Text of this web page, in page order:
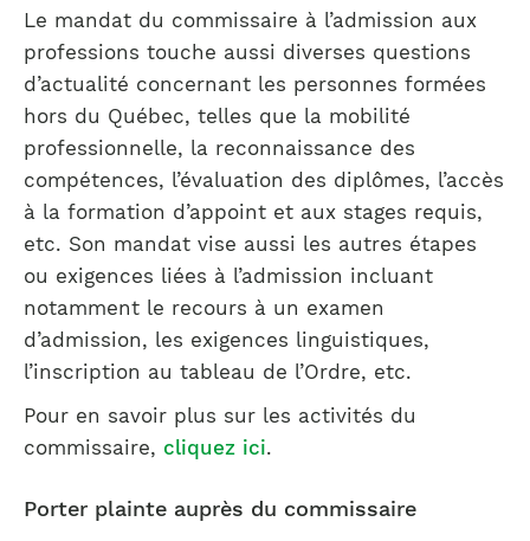
Le mandat du commissaire à l’admission aux
professions touche aussi diverses questions
d’actualité concernant les personnes formées
hors du Québec, telles que la mobilité
professionnelle, la reconnaissance des
compétences, l’évaluation des diplômes, l’accès
à la formation d’appoint et aux stages requis,
etc. Son mandat vise aussi les autres étapes
ou exigences liées à l’admission incluant
notamment le recours à un examen
d’admission, les exigences linguistiques,
l’inscription au tableau de l’Ordre, etc.
Pour en savoir plus sur les activités du
commissaire, cliquez ici.
Porter plainte auprès du commissaire